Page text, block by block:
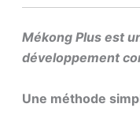
Mékong Plus est
développement
Une méthode